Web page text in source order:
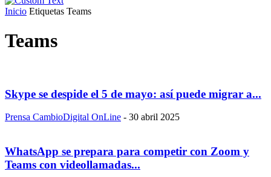
Inicio Etiquetas Teams
Teams
Skype se despide el 5 de mayo: así puede migrar a...
Prensa CambioDigital OnLine - 30 abril 2025
WhatsApp se prepara para competir con Zoom y
Teams con videollamadas...